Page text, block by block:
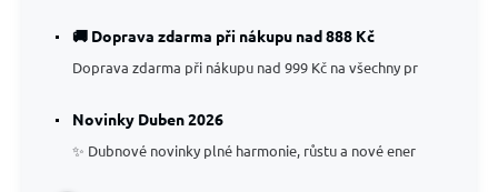
🚚 Doprava zdarma při nákupu nad 888 Kč
Doprava zdarma při nákupu nad 999 Kč na všechny pr
Novinky Duben 2026
✨ Dubnové novinky plné harmonie, růstu a nové ener